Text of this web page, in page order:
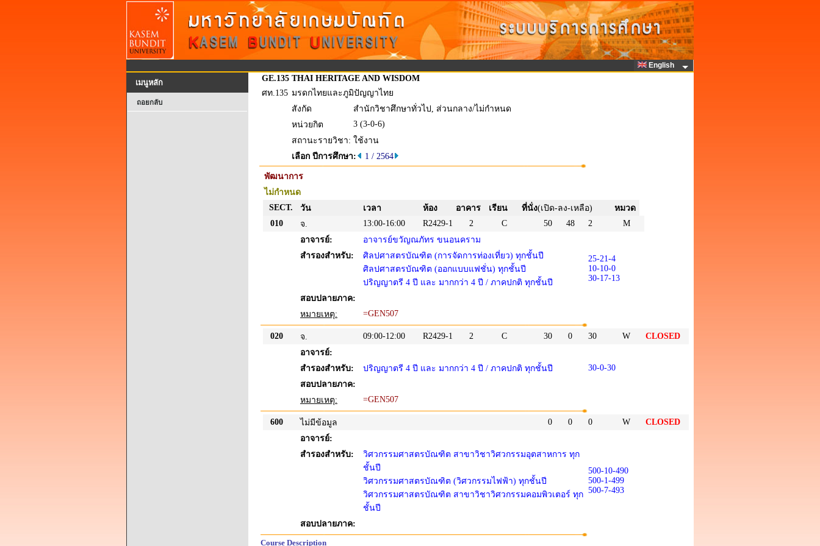
English
เมนูหลัก
ถอยกลับ
GE.135 THAI HERITAGE AND WISDOM
ศท.135 มรดกไทยและภูมิปัญญาไทย
สังกัด
สำนักวิชาศึกษาทั่วไป, ส่วนกลาง/ไม่กำหนด
หน่วยกิต
3 (3-0-6)
สถานะรายวิชา: ใช้งาน
เลือก ปีการศึกษา:
1 / 2564
พัฒนาการ
ไม่กำหนด
SECT.
วัน เวลา ห้อง อาคาร เรียน ที่นั่ง(เปิด-ลง-เหลือ)
หมวด
010
จ. 13:00-16:00 R2429-1 2 C 50 48 2
M
อาจารย์:
อาจารย์ขวัญณภัทร ขนอนคราม
สำรองสำหรับ:
ศิลปศาสตรบัณฑิต (การจัดการท่องเที่ยว) ทุกชั้นปี
ศิลปศาสตรบัณฑิต (ออกแบบแฟชั่น) ทุกชั้นปี
ปริญญาตรี 4 ปี และ มากกว่า 4 ปี / ภาคปกติ ทุกชั้นปี
25-21-4
10-10-0
30-17-13
สอบปลายภาค:
หมายเหตุ:
=GEN507
020 จ. 09:00-12:00 R2429-1 2 C 30 0 30 W
CLOSED
อาจารย์:
สำรองสำหรับ:
ปริญญาตรี 4 ปี และ มากกว่า 4 ปี / ภาคปกติ ทุกชั้นปี
30-0-30
สอบปลายภาค:
หมายเหตุ:
=GEN507
600 ไม่มีข้อมูล 0 0 0 W
CLOSED
อาจารย์:
สำรองสำหรับ:
วิศวกรรมศาสตรบัณฑิต สาขาวิชาวิศวกรรมอุตสาหการ ทุก
ชั้นปี
วิศวกรรมศาสตรบัณฑิต (วิศวกรรมไฟฟ้า) ทุกชั้นปี
วิศวกรรมศาสตรบัณฑิต สาขาวิชาวิศวกรรมคอมพิวเตอร์ ทุก
ชั้นปี
500-10-490
500-1-499
500-7-493
สอบปลายภาค:
Course Description